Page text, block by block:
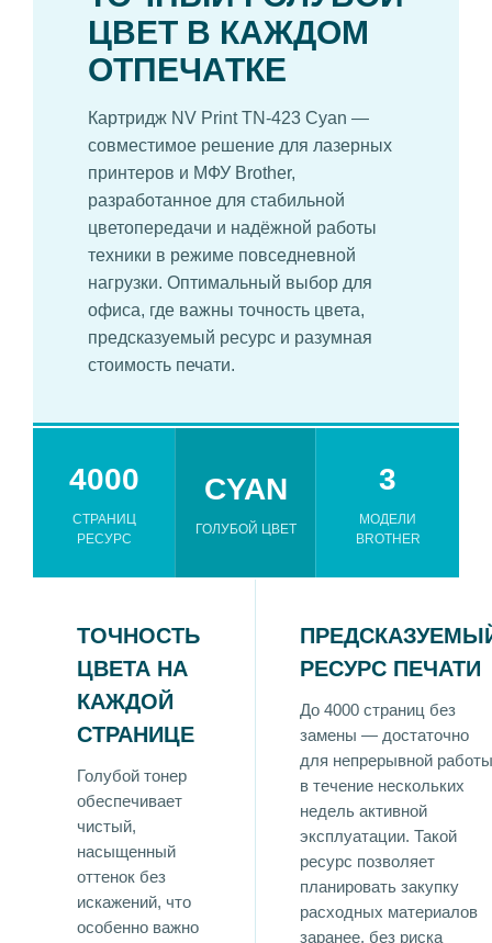
ЦВЕТ В КАЖДОМ
ОТПЕЧАТКЕ
Картридж NV Print TN-423 Cyan —
совместимое решение для лазерных
принтеров и МФУ Brother,
разработанное для стабильной
цветопередачи и надёжной работы
техники в режиме повседневной
нагрузки. Оптимальный выбор для
офиса, где важны точность цвета,
предсказуемый ресурс и разумная
стоимость печати.
4000
СТРАНИЦ
РЕСУРС
CYAN
ГОЛУБОЙ ЦВЕТ
3
МОДЕЛИ
BROTHER
ТОЧНОСТЬ
ЦВЕТА НА
КАЖДОЙ
СТРАНИЦЕ
Голубой тонер
обеспечивает
чистый,
насыщенный
оттенок без
искажений, что
особенно важно
РЕСУРС ПЕЧАТИ
До 4000 страниц без
замены — достаточно
для непрерывной работы
в течение нескольких
недель активной
эксплуатации. Такой
ресурс позволяет
планировать закупку
расходных материалов
заранее, без риска